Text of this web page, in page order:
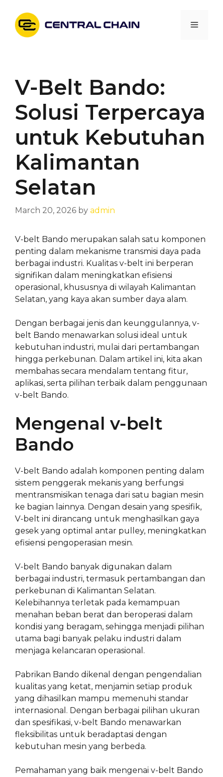
content
Menu
V-Belt Bando:
Solusi Terpercaya
untuk Kebutuhan
Kalimantan
Selatan
March 20, 2026 by admin
V-belt Bando merupakan salah satu komponen
penting dalam mekanisme transmisi daya pada
berbagai industri. Kualitas v-belt ini berperan
signifikan dalam meningkatkan efisiensi
operasional, khususnya di wilayah Kalimantan
Selatan, yang kaya akan sumber daya alam.
Dengan berbagai jenis dan keunggulannya, v-
belt Bando menawarkan solusi ideal untuk
kebutuhan industri, mulai dari pertambangan
hingga perkebunan. Dalam artikel ini, kita akan
membahas secara mendalam tentang fitur,
aplikasi, serta pilihan terbaik dalam penggunaan
v-belt Bando.
Mengenal v-belt
Bando
V-belt Bando adalah komponen penting dalam
sistem penggerak mekanis yang berfungsi
mentransmisikan tenaga dari satu bagian mesin
ke bagian lainnya. Dengan desain yang spesifik,
V-belt ini dirancang untuk menghasilkan gaya
gesek yang optimal antar pulley, meningkatkan
efisiensi pengoperasian mesin.
V-belt Bando banyak digunakan dalam
berbagai industri, termasuk pertambangan dan
perkebunan di Kalimantan Selatan.
Kelebihannya terletak pada kemampuan
menahan beban berat dan beroperasi dalam
kondisi yang beragam, sehingga menjadi pilihan
utama bagi banyak pelaku industri dalam
menjaga kelancaran operasional.
Pabrikan Bando dikenal dengan pengendalian
kualitas yang ketat, menjamin setiap produk
yang dihasilkan mampu memenuhi standar
internasional. Dengan berbagai pilihan ukuran
dan spesifikasi, v-belt Bando menawarkan
fleksibilitas untuk beradaptasi dengan
kebutuhan mesin yang berbeda.
Pemahaman yang baik mengenai v-belt Bando